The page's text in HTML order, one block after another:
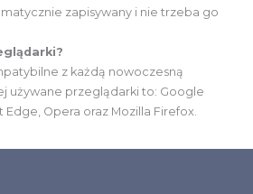
zapisywany i nie trzeba go
z każdą nowoczesną
używane przeglądarki to: Google
Opera oraz Mozilla Firefox.